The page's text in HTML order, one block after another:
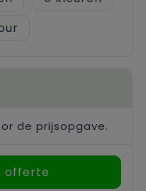
de prijsopgave.
offerte